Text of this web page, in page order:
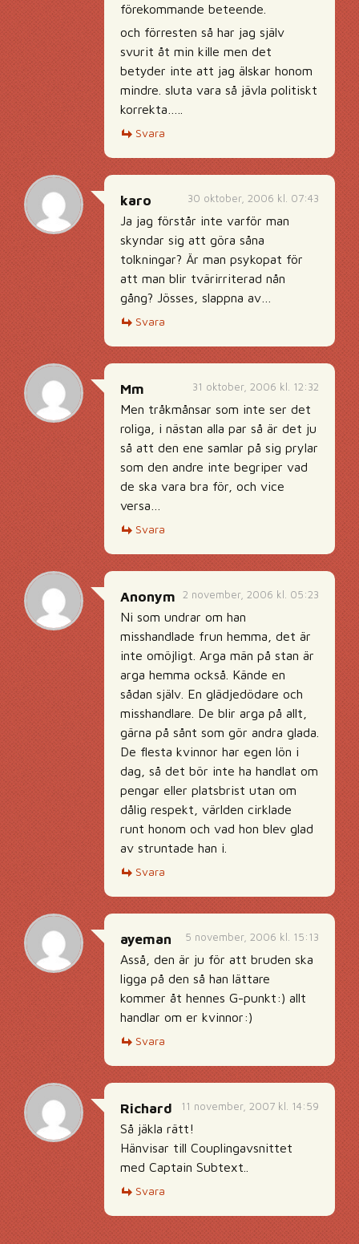
förekommande beteende.
och förresten så har jag själv
svurit åt min kille men det
betyder inte att jag älskar honom
mindre. sluta vara så jävla politiskt
korrekta…..
Svara
30 oktober, 2006 kl. 07:43
karo
Ja jag förstår inte varför man
skyndar sig att göra såna
tolkningar? Är man psykopat för
att man blir tvärirriterad nån
gång? Jösses, slappna av…
Svara
31 oktober, 2006 kl. 12:32
Mm
Men tråkmånsar som inte ser det
roliga, i nästan alla par så är det ju
så att den ene samlar på sig prylar
som den andre inte begriper vad
de ska vara bra för, och vice
versa…
Svara
2 november, 2006 kl. 05:23
Anonym
Ni som undrar om han
misshandlade frun hemma, det är
inte omöjligt. Arga män på stan är
arga hemma också. Kände en
sådan själv. En glädjedödare och
misshandlare. De blir arga på allt,
gärna på sånt som gör andra glada.
De flesta kvinnor har egen lön i
dag, så det bör inte ha handlat om
pengar eller platsbrist utan om
dålig respekt, världen cirklade
runt honom och vad hon blev glad
av struntade han i.
Svara
5 november, 2006 kl. 15:13
ayeman
Asså, den är ju för att bruden ska
ligga på den så han lättare
kommer åt hennes G-punkt:) allt
handlar om er kvinnor:)
Svara
11 november, 2007 kl. 14:59
Richard
Så jäkla rätt!
Hänvisar till Couplingavsnittet
med Captain Subtext..
Svara